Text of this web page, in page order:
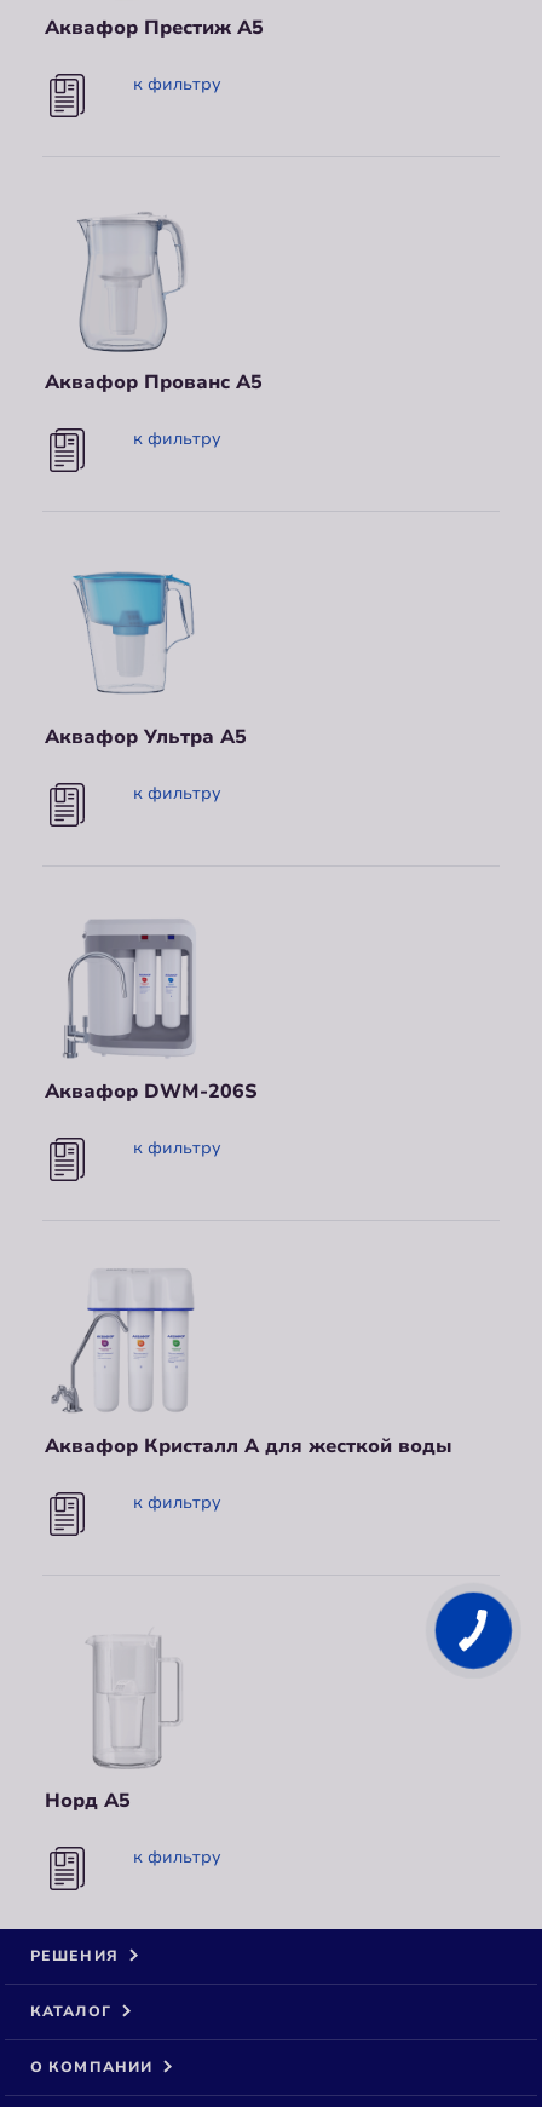
Аквафор Престиж А5
к фильтру
Аквафор Прованс A5
к фильтру
Аквафор Ультра A5
к фильтру
Аквафор DWM-206S
к фильтру
Аквафор Кристалл А для жесткой воды
к фильтру
Норд А5
к фильтру
РЕШЕНИЯ
КАТАЛОГ
О КОМПАНИИ